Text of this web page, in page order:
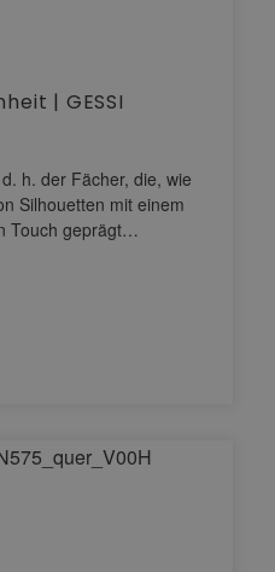
| GESSI
h. der Fächer, die, wie
Silhouetten mit einem
Touch geprägt…